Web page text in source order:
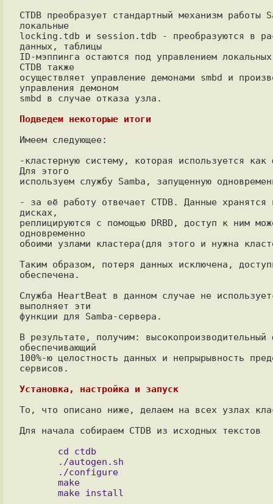
CTDB преобразует стандартный механизм работы
локальные
locking.tdb и session.tdb - преобразуются в
данных, таблицы
ID-мэппинга остаются под управлением
CTDB также
осуществляет управление демонами smbd и
управления демоном
smbd в случае отказа узла.
Подведем некоторые итоги
Имеем следующее:
-кластерную систему, которая используется как
Для этого
используем службу Samba, запущенную
- за её работу отвечает CTDB. Данные хранятся
дисках,
реплицируются с помощью DRBD, доступ к ним
одновременно
обоими узлами кластера(для этого и нужна
Таким образом, потеря данных исключена,
обеспечена.
Служба HeartBeat в данном случае не
выполняет эти
функции для Samba-сервера.
В результате, получим: высокопроизводительный
обеспечивающий
100%-ю целостность данных и непрырывность
сервисов.
Установка, настройка и запуск
То, что описано ниже, делаем на всех узлах
Для начала собираем CTDB из исходных текстов